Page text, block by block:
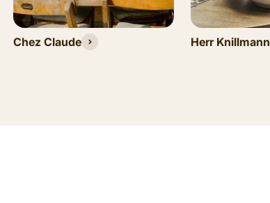
Chez Claude Herr Knillmann